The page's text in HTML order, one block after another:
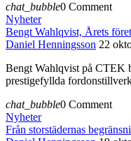
chat_bubble0 Comment
Nyheter
Bengt Wahlqvist, Årets
Daniel Henningsson 22
Bengt Wahlqvist på CTEK
prestigefyllda
chat_bubble0 Comment
Nyheter
Från storstädernas